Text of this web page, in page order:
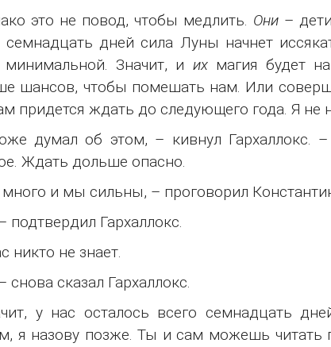
это не повод, чтобы медлить. Они–
семнадцать дней сила Луны начнет
минимальной. Значит, и ихмагия будет
шансов, чтобы помешать нам. Или
придется ждать до следующего года. Я не
думал об этом, – кивнул Гархаллокс.
Ждать дольше опасно.
и мы сильны, – проговорил
подтвердил Гархаллокс.
никто не знает.
снова сказал Гархаллокс.
у нас осталось всего семнадцать
я назову позже. Ты и сам можешь читать